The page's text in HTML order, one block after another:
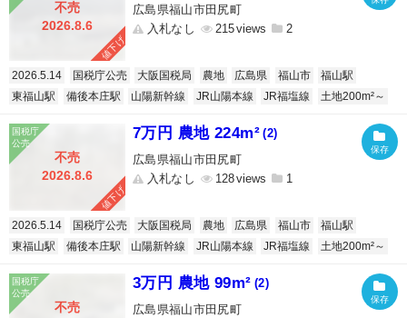
不売
2026.8.6
値下げ
広島県福山市田尻町
入札なし
215 2
2026.5.14 国税庁公売 大阪国税局 農地 広島県 福山市
福山駅
東福山駅
備後本庄駅 山陽新幹線 JR山陽本線 JR福塩線 土地200m²～
不売
2026.8.6
値下げ
7万円 農地 224m² (2)
広島県福山市田尻町
入札なし
128 1
2026.5.14 国税庁公売 大阪国税局 農地 広島県 福山市
福山駅
東福山駅
備後本庄駅 山陽新幹線 JR山陽本線 JR福塩線 土地200m²～
不売
3万円 農地 99m² (2)
広島県福山市田尻町